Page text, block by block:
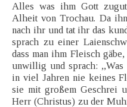
Alles was ihm Gott
Alheit von Trochau. Da
nach ihr und tat ihr das
sprach zu einer
dass man ihm Fleisch
unwillig und sprach:
in viel Jahren nie keines
sie mit großem Geschrei
Herr (Christus) zu der